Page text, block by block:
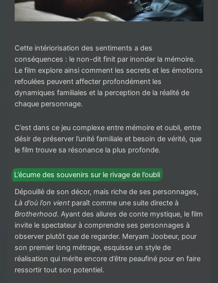
Cette intériorisation des sentiments a des
conséquences : le non-dit finit par inonder la mémoire.
Le film explore ainsi comment les secrets et les émotions
refoulées peuvent affecter profondément les
dynamiques familiales et la perception de la réalité de
chaque personnage.
C’est dans ce jeu complexe entre mémoire et oubli, entre
désir de préserver l’unité familiale et besoin de vérité, que
le film trouve sa résonance la plus profonde.
L’écume des souvenirs sur le rivage de l’oubli
Dépouillé de son décor, mais riche de ses personnages,
Là d’où l’on vient paraît comme une suite directe à
Brotherhood. Ayant des allures de conte mystique, le film
invite le spectateur à comprendre ses personnages à
observer plutôt que de regarder. Meryam Joobeur, pour
son premier long métrage, esquisse un style de
réalisation qui mérite encore d’être peaufiné pour en faire
ressortir tout son potentiel.